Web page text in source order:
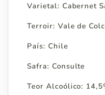
Varietal: Cabernet
Terroir: Vale de
País: Chile
Safra: Consulte
Teor Alcoólico: